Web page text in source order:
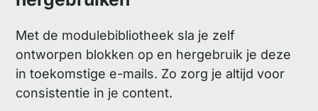
Met de modulebibliotheek sla je zelf
ontworpen blokken op en hergebruik je deze
in toekomstige e-mails. Zo zorg je altijd voor
consistentie in je content.